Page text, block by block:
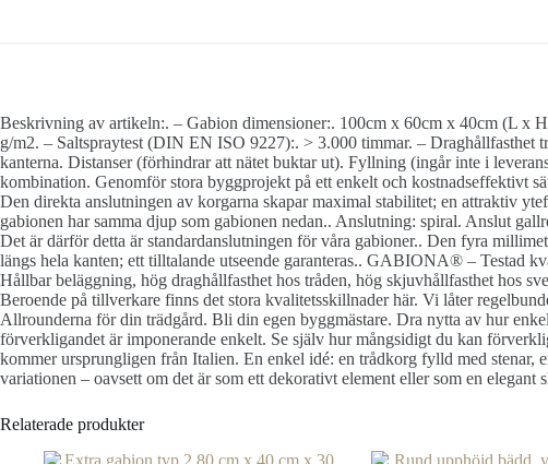
Beskrivning av artikeln:. – Gabion dimensioner:. 100cm x 60cm x 40cm (L x
g/m2. – Saltspraytest (DIN EN ISO 9227):. > 3.000 timmar. –
kanterna. Distanser (förhindrar att nätet buktar ut). Fyllning (ingår inte i
kombination. Genomför stora byggprojekt på ett enkelt och kostnadseffektivt
Den direkta anslutningen av korgarna skapar maximal stabilitet; en attraktiv
gabionen har samma djup som gabionen nedan.. Anslutning: spiral. Anslut
Det är därför detta är standardanslutningen för våra gabioner.. Den fyra
längs hela kanten; ett tilltalande utseende garanteras.. GABIONA® – Testad
Hållbar beläggning, hög draghållfasthet hos tråden, hög skjuvhållfasthet hos
Beroende på tillverkare finns det stora kvalitetsskillnader här. Vi låter
Allrounderna för din trädgård. Bli din egen byggmästare. Dra nytta av hur
förverkligandet är imponerande enkelt. Se själv hur mångsidigt du kan
kommer ursprungligen från Italien. En enkel idé: en trådkorg fylld med stenar,
variationen – oavsett om det är som ett dekorativt element eller som en
Relaterade produkter